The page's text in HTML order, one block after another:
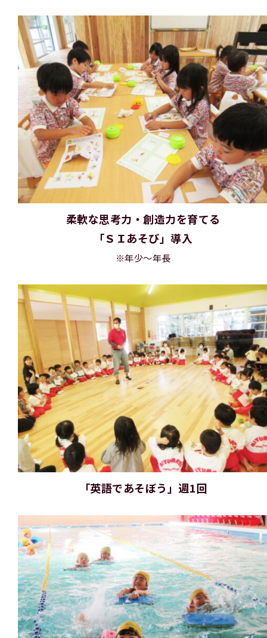
柔軟な思考力・創造力を育てる
「ＳＩあそび」導入
※年少～年長
「英語であそぼう」週1回